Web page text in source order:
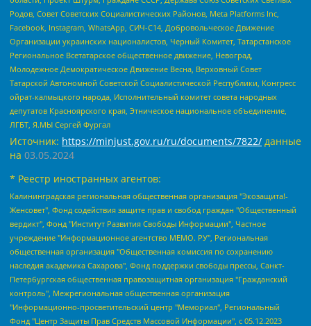
Родов, Совет Советских Социалистических Районов, Meta Platforms Inc,
Facebook, Instagram, WhatsApp, СИЧ-С14, Добровольческое Движение
Организации украинских националистов, Черный Комитет, Татарстанское
Региональное Всетатарское общественное движение, Невоград,
Молодежное Демократическое Движение Весна, Верховный Совет
Татарской Автономной Советской Социалистической Республики, Конгресс
ойрат-калмыцкого народа, Исполнительный комитет совета народных
депутатов Красноярского края, Этническое национальное объединение,
ЛГБТ, Я.МЫ Сергей Фургал
Источник: https://minjust.gov.ru/ru/documents/7822/ данные
на 03.05.2024
* Реестр иностранных агентов:
Калининградская региональная общественная организация "Экозащита!-Женсовет", Фонд содействия защите прав и свобод граждан "Общественный вердикт", Фонд "Институт Развития Свободы Информации", Частное учреждение "Информационное агентство МЕМО. РУ", Региональная общественная организация "Общественная комиссия по сохранению наследия академика Сахарова", Фонд поддержки свободы прессы, Санкт-Петербургская общественная правозащитная организация "Гражданский контроль", Межрегиональная общественная организация "Информационно-просветительский центр "Мемориал", Региональный Фонд "Центр Защиты Прав Средств Массовой Информации", с 05.12.2023 Фонд "Центр Защиты Прав Средств массовой информации", Региональная общественная благотворительная организация помощи беженцам и мигрантам "Гражданское содействие", Негосударственное образовательное учреждение дополнительного профессионального образования (повышение квалификации) специалистов "АКАДЕМИЯ ПО ПРАВАМ ЧЕЛОВЕКА", Свердловская региональная общественная организация "Сутяжник", Автономная некоммерческая организация "Центр независимых социологических исследований", Союз общественных объединений "Российский исследовательский центр по правам человека", Региональное общественное учреждение научно-информационный центр "МЕМОРИАЛ", Некоммерческая организация "Фонд защиты гласности", Автономная некоммерческая организация "Институт прав человека", Городская общественная организация "Екатеринбургское общество "МЕМОРИАЛ", Городская общественная организация "Рязанское историко-просветительское и правозащитное общество "Мемориал" (Рязанский Мемориал), Челябинский региональный орган общественной самодеятельности – женское общественное объединение "Женщины Евразии", Челябинский региональный орган общественной самодеятельности "Уральская правозащитная группа", Фонд содействия защите здоровья и социальной справедливости имени Андрея Рылькова, Автономная Некоммерческая Организация "Аналитический Центр Юрия Левады", Автономная некоммерческая организация социальной поддержки населения "Проект Апрель", Региональная общественная организация помощи женщинам и детям, находящимся в кризисной ситуации "Информационно-методический центр "Анна", Фонд содействия развитию массовых коммуникаций и правовому просвещению "Так-так-Так", Фонд содействия устойчивому развитию "Серебряная тайга", Свердловский региональный общественный фонд социальных проектов "Новое время", "Idel.Реалии", Кавказ.Реалии, Крым.Реалии, Телеканал Настоящее Время, Татаро-башкирская служба Радио Свобода (Azatliq Radiosi), Радио Свободная Европа/Радио Свобода (PCE/PC), "Сибирь.Реалии", "Фактограф", Благотворительный фонд помощи осужденным и их семьям, Автономная некоммерческая организация "Институт глобализации и социальных движений", Фонд "В защиту прав заключенных", Частное учреждение "Центр поддержки и содействия развитию средств массовой информации", Пензенский региональный общественный благотворительный фонд "Гражданский союз", "Север.Реалии", Некоммерческая организация Фонд "Правовая инициатива", Общество с ограниченной ответственностью "Радио Свободная Европа/Радио Свобода", Чешское информационное агентство "MEDIUM-ORIENT", Красноярская региональная общественная организация "Мы против СПИДа", Камалягин Денис Николаевич, Маркелов Сергей Евгеньевич, Пономарев Лев Александрович, Савицкая Людмила Алексеевна, Автономная некоммерческая организация "Центр по работе с проблемой насилия "НАСИЛИЮ.НЕТ", Межрегиональный профессиональный союз работников здравоохранения "Альянс врачей", Юридическое лицо, зарегистрированное в Латвийской Республике, SIA "Medusa Project" (регистрационный номер 40103797863, дата регистрации 10.06.2014), Некоммерческая организация "Фонд по борьбе с коррупцией", Автономная некоммерческая организация "Институт права и публичной политики", Баданин Роман Сергеевич, Гликин Максим Александрович, Железнова Мария Михайловна, Лукьянова Юлия Сергеевна, Маетная Елизавета Витальевна, Маняхин Петр Борисович, Чуракова Ольга Владимировна, Ярош Юлия Петровна, Юридическое лицо "The Insider SIA", зарегистрированное в Риге, Латвийская Республика (дата регистрации 26.06.2015), являющееся администратором доменного имени интернет-издания "The Insider SIA", https://theins.ru, Постернак Алексей Евгеньевич, Рубин Михаил Аркадьевич, Анин Роман Александрович, Юридическое лицо Istories fonds, зарегистрированное в Латвийской Республике (регистрационный номер 50008295751, дата регистрации 24.02.2020), Великовский Дмитрий Александрович, Долинина Ирина Николаевна, Мароховская Алеся Алексеевна, Шлейнов Роман Юрьевич, Шмагун Олеся Валентиновна, Общество с ограниченной ответственностью "Альтаир 2021", Общество с ограниченной ответственностью "Вега 2021", Общество с ограниченной ответственностью "Главный редактор 2021", Общество с ограниченной ответственностью "Ромашки монолит", Важенков Артем Валерьевич, Ивановская областная общественная организация "Центр гендерных исследований", Гурман Юрий Альбертович, Медиапроект "ОВД-Инфо", Егоров Владимир Владимирович, Жилинский Владимир Александрович, Общество с ограниченной ответственностью "ЗП", Иванова София Юрьевна, Карезина Инна Павловна, Кильтау Екатерина Викторовна, Петров Алексей Викторович, Пискунов Сергей Евгеньевич, Смирнов Сергей Сергеевич, Тихонов Михаил Сергеевич, Общество с ограниченной ответственностью "ЖУРНАЛИСТ-ИНОСТРАННЫЙ АГЕНТ", Арапова Галина Юрьевна, Вольтская Татьяна Анатольевна, Американская компания "Mason G.E.S. Anonymous Foundation" (США), являющаяся владельцем интернет-издания https://mnews.world/, Компания "Stichting Bellingcat", зарегистрированная в Нидерландах (дата регистрации 11.07.2018), Захаров Андрей Вячеславович, Клепиковская Екатерина Дмитриевна, Общество с ограниченной ответственностью "МЕМО", Перл Роман Александрович, Симонов Евгений Алексеевич, Соловьева Елена Анатольевна, Сотников Даниил Владимирович, Сурначева Елизавета Дмитриевна, Автономная некоммерческая организация по защите прав человека и информированию населения "Якутия – Наше Мнение", Общество с ограниченной ответственностью "Москоу диджитал медиа", с 26.01.2023 Общество с ограниченной ответственностью "Чайка Белые сады", Ветошкина Валерия Валерьевна, Заговора Максим Александрович, Межрегиональное общественное движение "Российская ЛГБТ - сеть", Оленичев Максим Владимирович, Павлов Иван Юрьевич, Скворцова Елена Сергеевна, Общество с ограниченной ответственностью "Как бы инагент", Кочетков Игорь Викторович, Общество с ограниченной ответственностью "Честные выборы", Еланчик Олег Александрович, Общество с ограниченной ответственностью "Нобелевский призыв", Гималова Регина Эмилевна, Григорьев Андрей Валерьевич, Григорьева Алина Александровна, Ассоциация по содействию защите прав призывников, альтернативнослужащих и военнослужащих "Правозащитная группа "Гражданин.Армия.Право", Хисамова Регина Фаритовна, Автономная некоммерческая организация по реализации социально-правовых программ "Лилит", Дальневосточное общественное движение "Маяк", Санкт-Петербургская ЛГБТ-инициативная группа "Выход", Инициативная группа ЛГБТ+ "Реверс", Алексеев Андрей Викторович, Бекбулатова Таисия Львовна, Беляев Иван Михайлович, Владыкина Елена Сергеевна, Гельман Марат Александрович, Никульшина Вероника Юрьевна, Толоконникова Надежда Андреевна, Шендерович Виктор Анатольевич, Общество с ограниченной ответственностью "Данное сообщение", Общество с ограниченной ответственностью Издательский дом "Новая глава", Айнбиндер Александра Александровна, Московский комьюнити-центр для ЛГБТ+инициатив, Благотворительный фонд развития филантропии, Deutsche Welle (Германия, Kurt-Schumacher-Strasse 3, 53113 Bonn), Борзунова Мария Михайловна, Воробьев Виктор Викторович, Голубева Анна Львовна, Константинова Алла Михайловна, Малкова Ирина Владимировна, Мурадов Мурад Абдулгалимович, Осетинская Елизавета Николаевна, Понасенков Евгений Николаевич, Ганапольский Матвей Юрьевич, Киселев Евгений Алексеевич, Борухович Ирина Григорьевна, Дремин Иван Тимофеевич, Дубровский Дмитрий Викторович, Красноярская региональная общественная организация поддержки и развития альтернативных образовательных технологий и межкультурных коммуникаций "ИНТЕРРА", Маяковская Екатерина Алексеевна, Фейгин Марк Захарович, Филимонов Андрей Викторович, Дзугкоева Регина Николаевна, Доброхотов Роман Александрович, Дудь Юрий Александрович, Елкин Сергей Владимирович, Кругликов Кирилл Игоревич, Сабунаева Мария Леонидовна, Семенов Алексей Владимирович, Шаинян Карен Багратович, Шульман Екатерина Михайловна, Асафьев Артур Валерьевич, Вахштайн Виктор Семенович, Венедиктов Алексей Алексеевич, Лушникова Екатерина Евгеньевна, Волков Леонид Михайлович, Невзоров Александр Глебович, Пархоменко Сергей Борисович, Сироткин Ярослав Николаевич, Кара-Мурза Владимир Владимирович, Баранова Наталья Владимировна, Гозман Леонид Яковлевич, Кагарлицкий Борис Юльевич, Климарев Михаил Валерьевич, Милов Владимир Станиславович, Автономная некоммерческая организация Краснодарский центр современного искусства "Типография", Моргенштерн Алишер Тагирович, Соболь Любовь Эдуардовна, Общество с ограниченной ответственностью "ЛИЗА НОРМ", Каспаров Гарри Кимович, Ходорковский Михаил Борисович, Общество с ограниченной ответственностью "Апрельские тезисы", Данилович Ирина Брониславовна, Кашин Олег Владимирович, Петров Николай Владимирович, Пивоваров Алексей Владимирович, Соколов Михаил Владимирович, Цветкова Юлия Владимировна, Чичваркин Евгений Александрович, Комитет против пыток/Команда против пыток, Общество с ограниченной ответственностью "Первый научный", Общество с ограниченной ответственностью "Вертолет и ко", Белоцерковская Вероника Борисовна, Кац Максим Евгеньевич, Лазарева Татьяна Юрьевна, Шаведдинов Руслан Табризович, Яшин Илья Валерьевич, Общество с ограниченной ответственностью "Иноагент ААВ", Алешковский Дмитрий Петрович, Альбац Евгения Марковна, Быков Дмитрий Львович, Галямина Юлия Евгеньевна, Лойко Сергей Леонидович, Мартынов Кирилл Константинович, Медведев Сергей Александрович, Крашенинников Федор Геннадиевич, Гордеева Катерина Вл